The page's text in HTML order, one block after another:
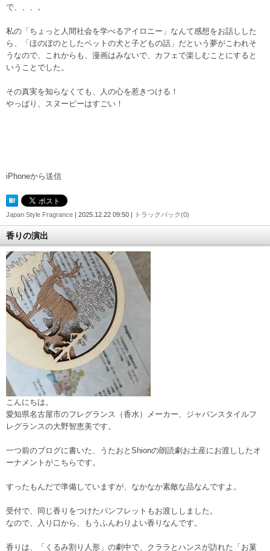
で、、、。
私の「ちょっと人間社会を学べるアイロニー」なんて感想をお話しした
ら、「ほのぼのとしたペットの犬と子どもの話」だという夢がこわれそ
うなので、これからも、漫画はみないで、カフェで楽しむことにすると
いうことでした。
その真実を知らなくても、人の心を惹きつける！
やっぱり、スヌーピーはすごい！
iPhoneから送信
Japan Style Fragrance | 2025.12.22 09:50 | トラックバック(0)
香りの演出
こんにちは。
愛知県名古屋市のフレグランス（香水）メーカー、ジャパンスタイルフ
レグランスの大野智恵美です。
一つ前のブログに書いた、うたおとShionの朗読劇お土産にお渡ししたオ
ーナメントがこちらです。
すったもんだで準備していますが、なかなか素敵な品なんですよ。
受付で、同じ香りをつけたパンフレットもお渡ししました。
なので、入り口から、もうふんわりよい香りなんです。
香りは、「くるみ割り人形」の劇中で、クララとハンスが訪れた「お菓